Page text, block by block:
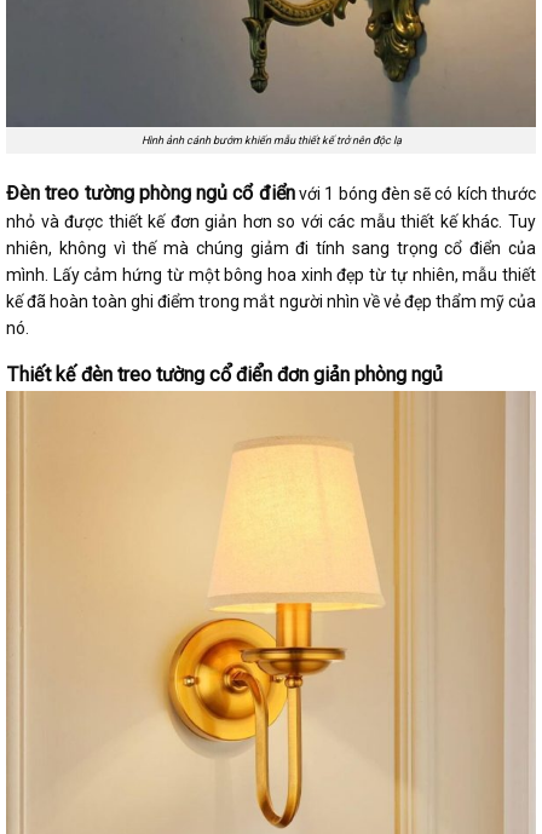
Hình ảnh cánh bướm khiến mẫu thiết kế trở nên độc lạ
Đèn treo tường phòng ngủ cổ điểnvới 1 bóng đèn sẽ có kích thước
nhỏ và được thiết kế đơn giản hơn so với các mẫu thiết kế khác. Tuy
nhiên, không vì thế mà chúng giảm đi tính sang trọng cổ điển của
mình. Lấy cảm hứng từ một bông hoa xinh đẹp từ tự nhiên, mẫu thiết
kế đã hoàn toàn ghi điểm trong mắt người nhìn về vẻ đẹp thẩm mỹ của
nó.
Thiết kế đèn treo tường cổ điển đơn giản phòng ngủ